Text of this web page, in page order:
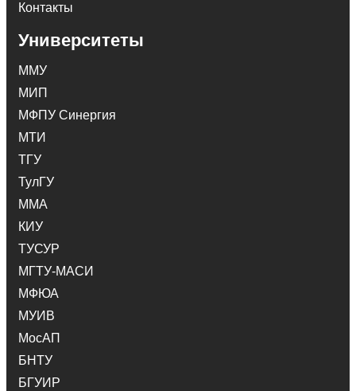
Контакты
Университеты
ММУ
МИП
МФПУ Синергия
МТИ
ТГУ
ТулГУ
ММА
КИУ
ТУСУР
МГТУ-МАСИ
МФЮА
МУИВ
МосАП
БНТУ
БГУИР